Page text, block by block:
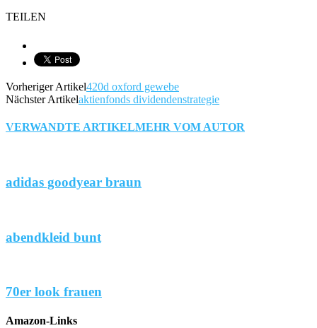
TEILEN
Vorheriger Artikel420d oxford gewebe
Nächster Artikelaktienfonds dividendenstrategie
VERWANDTE ARTIKELMEHR VOM AUTOR
adidas goodyear braun
abendkleid bunt
70er look frauen
Amazon-Links